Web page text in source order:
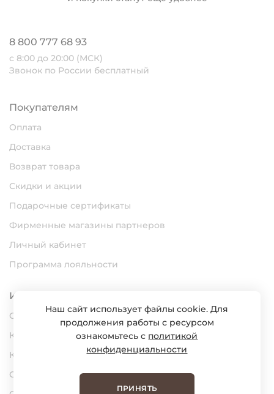
8 800 777 68 93
с 8:00 до 20:00 (МСК)
Звонок по России бесплатный
Покупателям
Оплата
Доставка
Возврат товара
Скидки и акции
Подарочные сертификаты
Фирменные магазины партнеров
Личный кабинет
Программа лояльности
Информация
О нас
Карьера
Контакты
Статьи
Наш сайт использует файлы cookie. Для
продолжения работы с ресурсом
ознакомьтесь с политикой
конфиденциальности
ПРИНЯТЬ